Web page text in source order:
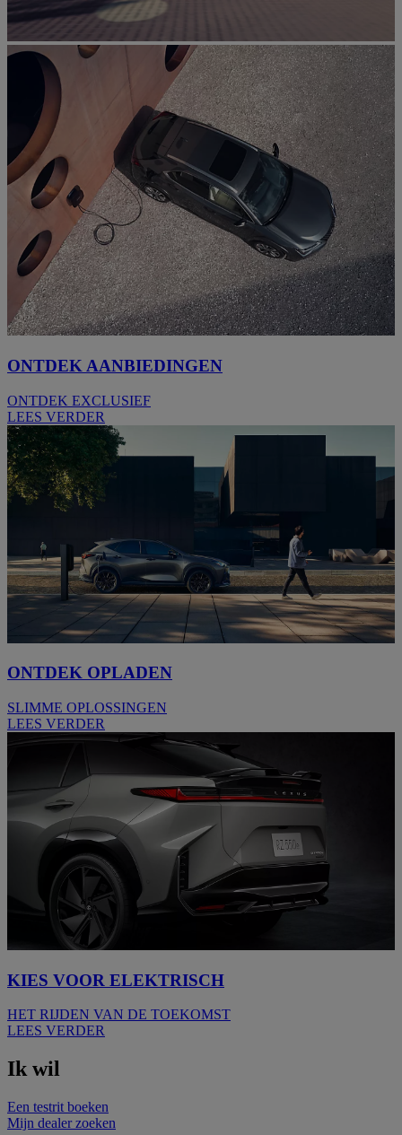
ONTDEK AANBIEDINGEN
ONTDEK EXCLUSIEF
LEES VERDER
ONTDEK OPLADEN
SLIMME OPLOSSINGEN
LEES VERDER
KIES VOOR ELEKTRISCH
HET RIJDEN VAN DE TOEKOMST
LEES VERDER
Ik wil
Een testrit boeken
Mijn dealer zoeken